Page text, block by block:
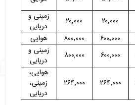
۲۰٬۰۰۰ ۲۰٬۰۰۰
زمینی و
دریایی
۶۰۰٬۰۰۰ ۸۰۰٬۰۰۰
هوایی
۶۰۰,۰۰۰ ۸۰۰,۰۰۰
زمینی و
دریایی
۲۶۴,۰۰۰ ۲۶۴,۰۰۰
هوایی،
زمینی،
دریایی